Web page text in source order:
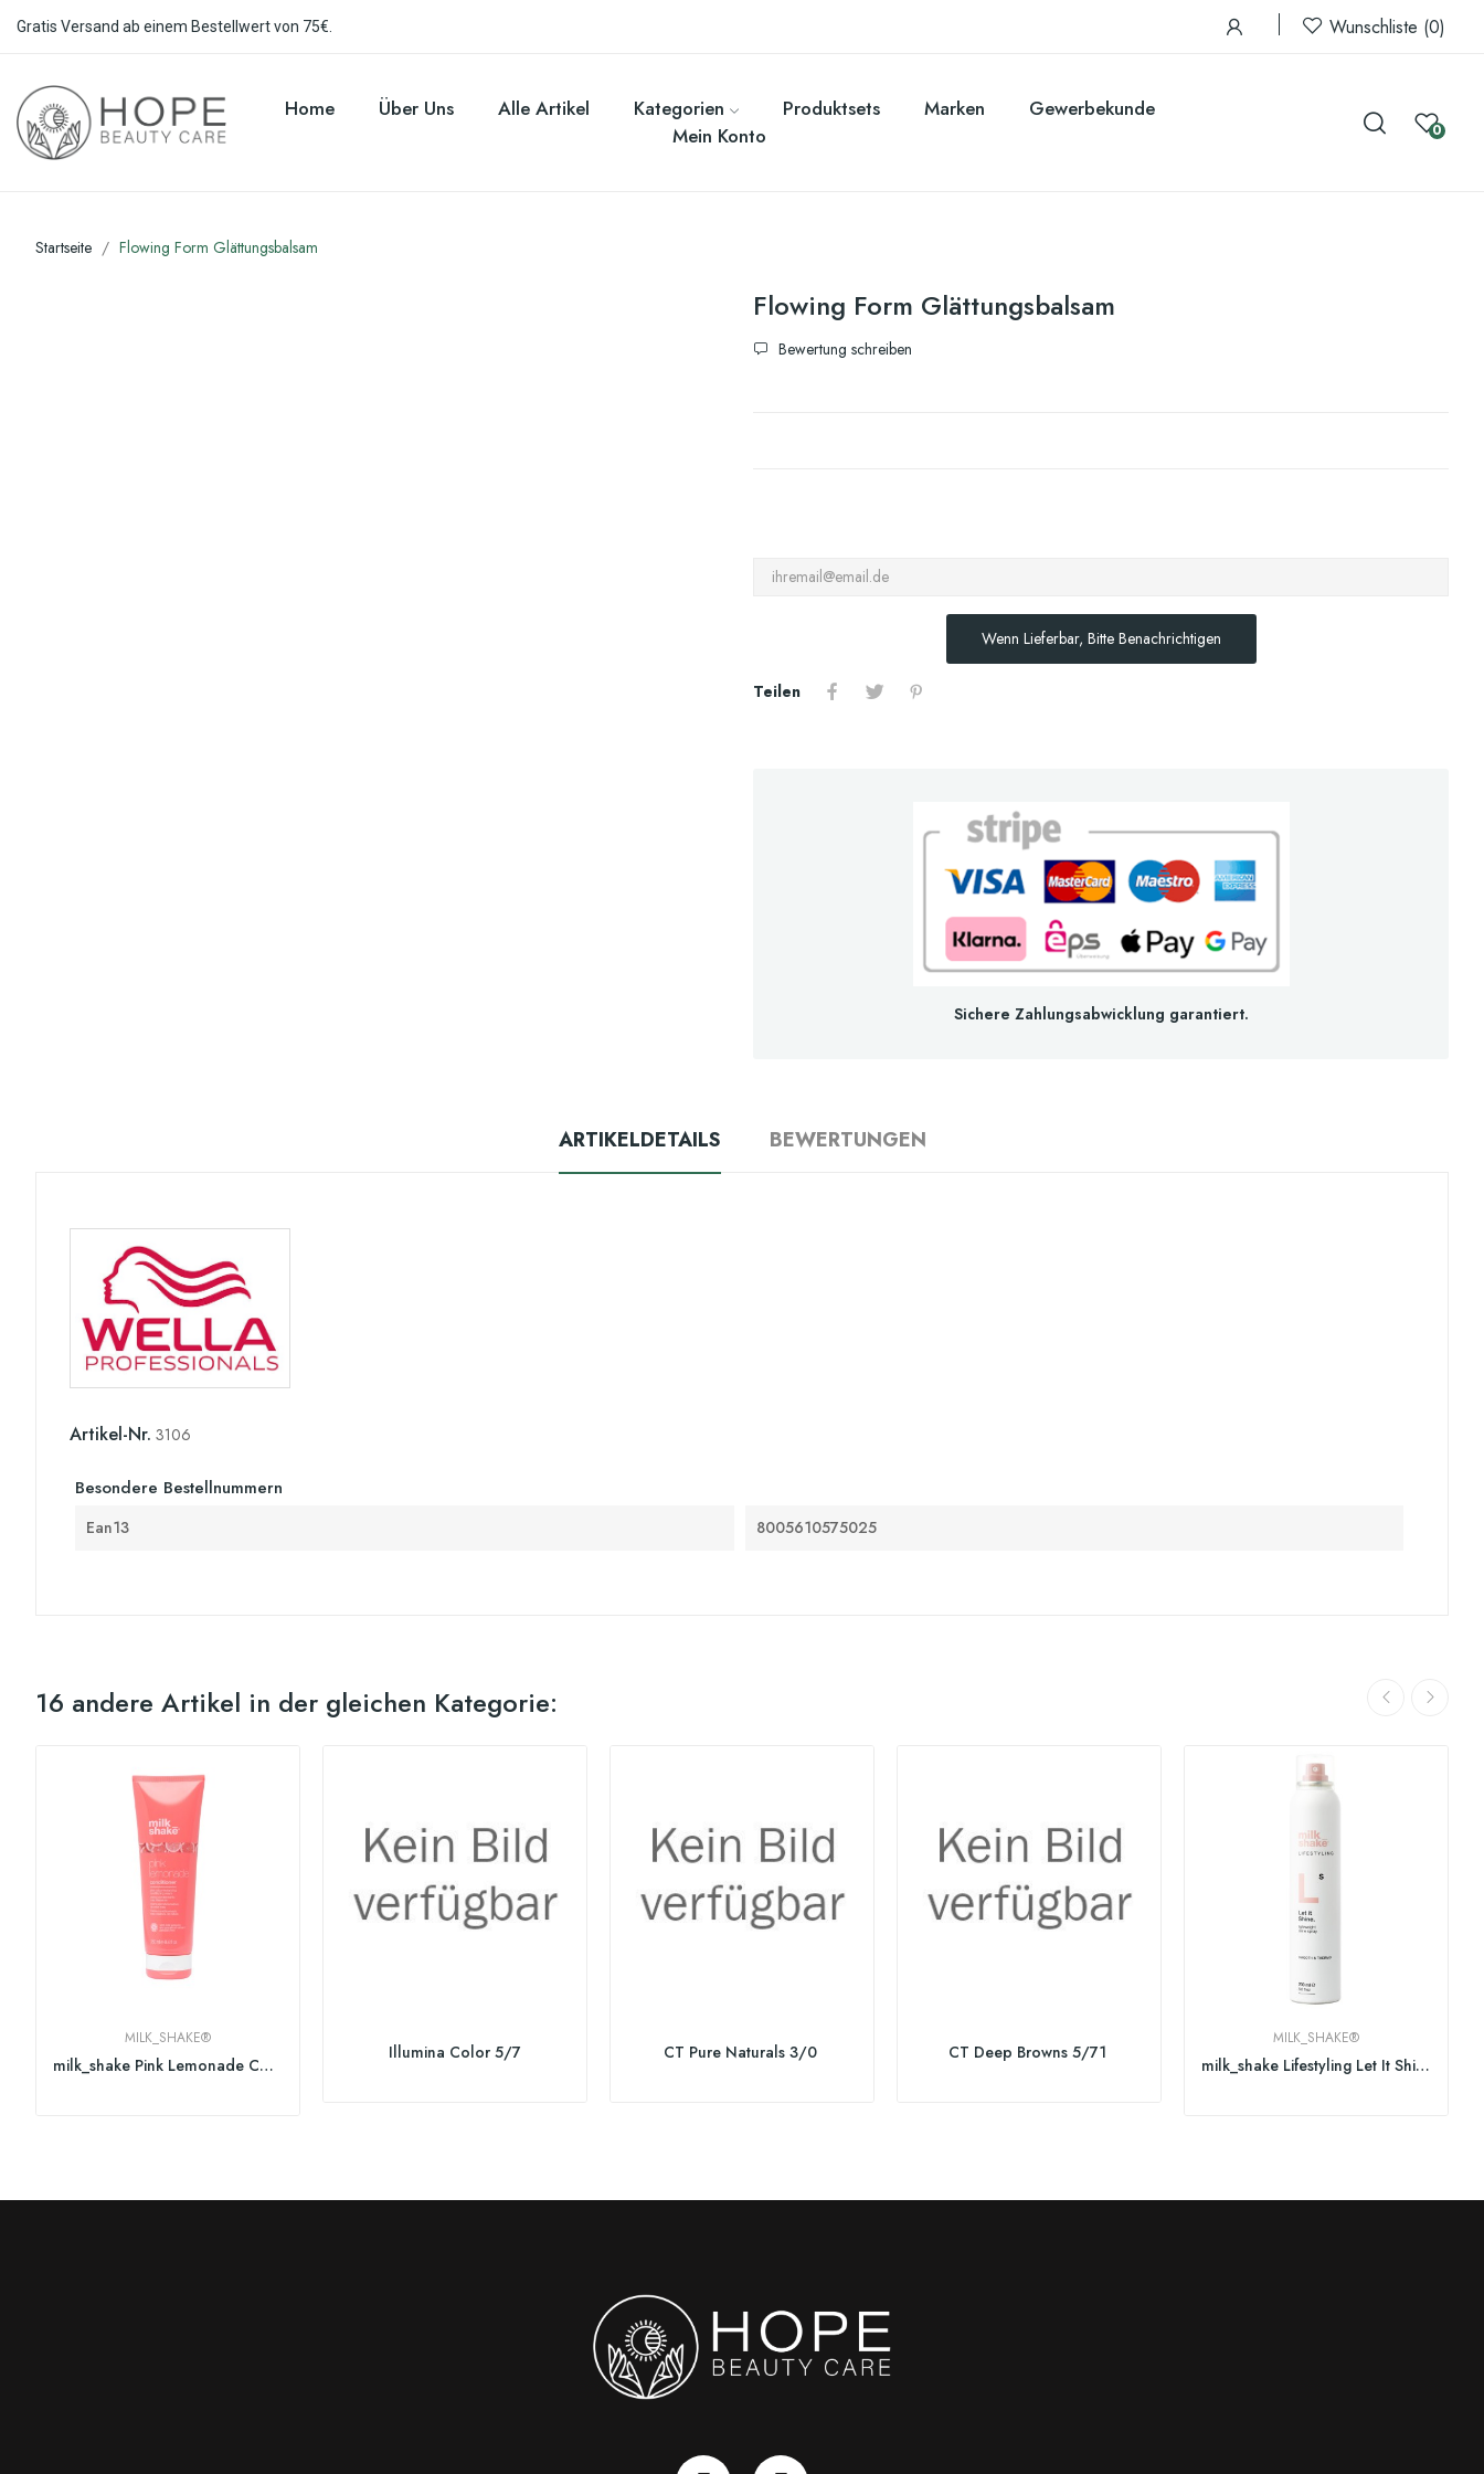
Gratis Versand ab einem Bestellwert von 75€. Wunschliste 0
Home Über Uns Alle Artikel Kategorien Produktsets Marken
Gewerbekunde
Mein Konto
0
Startseite Flowing Form Glättungsbalsam
Flowing Form Glättungsbalsam
Bewertung schreiben
Wenn Lieferbar, Bitte Benachrichtigen
Teilen
Sichere Zahlungsabwicklung garantiert.
ARTIKELDETAILS BEWERTUNGEN
Artikel-Nr. 3106
Besondere Bestellnummern
Ean13 8005610575025
16 andere Artikel in der gleichen Kategorie:
MILK_SHAKE®
milk_shake Pink Lemonade Conditioner
Illumina Color 5/7 CT Pure Naturals 3/0 CT Deep Browns 5/71
MILK_SHAKE®
milk_shake Lifestyling Let It Shine 200 ml (NEU)